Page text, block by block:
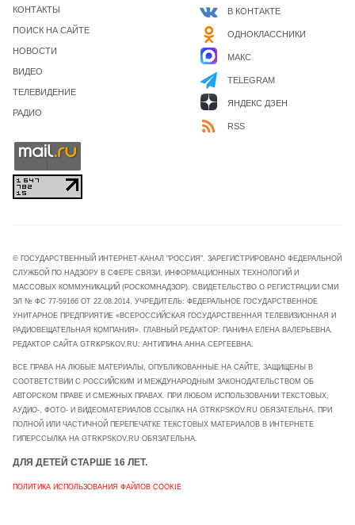
КОНТАКТЫ
ПОИСК НА САЙТЕ
НОВОСТИ
ВИДЕО
ТЕЛЕВИДЕНИЕ
РАДИО
В КОНТАКТЕ
ОДНОКЛАССНИКИ
МАКС
TELEGRAM
ЯНДЕКС ДЗЕН
RSS
© ГОСУДАРСТВЕННЫЙ ИНТЕРНЕТ-КАНАЛ "РОССИЯ". ЗАРЕГИСТРИРОВАНО ФЕДЕРАЛЬНОЙ
СЛУЖБОЙ ПО НАДЗОРУ В СФЕРЕ СВЯЗИ, ИНФОРМАЦИОННЫХ ТЕХНОЛОГИЙ И
МАССОВЫХ КОММУНИКАЦИЙ (РОСКОМНАДЗОР). СВИДЕТЕЛЬСТВО О РЕГИСТРАЦИИ СМИ
ЭЛ № ФС 77-59166 ОТ 22.08.2014. УЧРЕДИТЕЛЬ: ФЕДЕРАЛЬНОЕ ГОСУДАРСТВЕННОЕ
УНИТАРНОЕ ПРЕДПРИЯТИЕ «ВСЕРОССИЙСКАЯ ГОСУДАРСТВЕННАЯ ТЕЛЕВИЗИОННАЯ И
РАДИОВЕЩАТЕЛЬНАЯ КОМПАНИЯ». ГЛАВНЫЙ РЕДАКТОР: ПАНИНА ЕЛЕНА ВАЛЕРЬЕВНА.
РЕДАКТОР САЙТА GTRKPSKOV.RU: АНТИПИНА АННА СЕРГЕЕВНА.
ВСЕ ПРАВА НА ЛЮБЫЕ МАТЕРИАЛЫ, ОПУБЛИКОВАННЫЕ НА САЙТЕ, ЗАЩИЩЕНЫ В
СООТВЕТСТВИИ С РОССИЙСКИМ И МЕЖДУНАРОДНЫМ ЗАКОНОДАТЕЛЬСТВОМ ОБ
АВТОРСКОМ ПРАВЕ И СМЕЖНЫХ ПРАВАХ. ПРИ ЛЮБОМ ИСПОЛЬЗОВАНИИ ТЕКСТОВЫХ,
АУДИО-, ФОТО- И ВИДЕОМАТЕРИАЛОВ ССЫЛКА НА GTRKPSKOV.RU ОБЯЗАТЕЛЬНА. ПРИ
ПОЛНОЙ ИЛИ ЧАСТИЧНОЙ ПЕРЕПЕЧАТКЕ ТЕКСТОВЫХ МАТЕРИАЛОВ В ИНТЕРНЕТЕ
ГИПЕРССЫЛКА НА GTRKPSKOV.RU ОБЯЗАТЕЛЬНА.
ДЛЯ ДЕТЕЙ СТАРШЕ 16 ЛЕТ.
ПОЛИТИКА ИСПОЛЬЗОВАНИЯ ФАЙЛОВ COOKIE